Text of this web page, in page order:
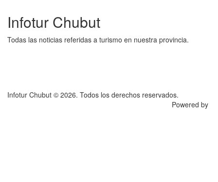
Infotur Chubut
Todas las noticias referidas a turismo en nuestra provincia.
Infotur Chubut © 2026. Todos los derechos reservados.
Powered by